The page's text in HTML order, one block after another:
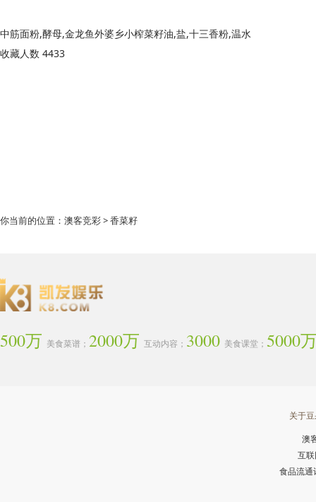
中筋面粉,酵母,金龙鱼外婆乡小榨菜籽油,盐,十三香粉,温水
收藏人数 4433
你当前的位置： 澳客竞彩> 香菜籽
500万 美食菜谱； 2000万 互动内容； 3000 美食课堂； 5000
关于
澳
互
食品流